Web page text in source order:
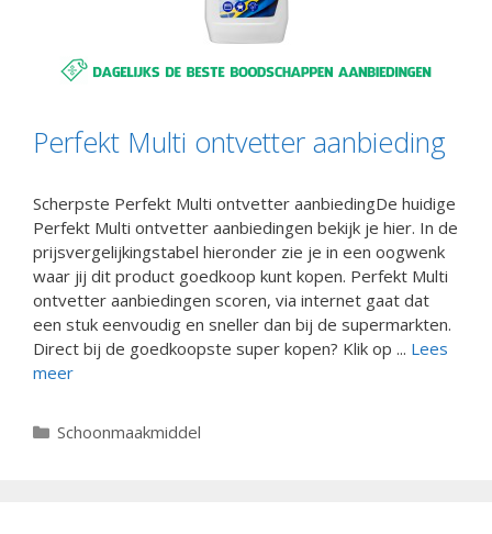
Perfekt Multi ontvetter aanbieding
Scherpste Perfekt Multi ontvetter aanbiedingDe huidige
Perfekt Multi ontvetter aanbiedingen bekijk je hier. In de
prijsvergelijkingstabel hieronder zie je in een oogwenk
waar jij dit product goedkoop kunt kopen. Perfekt Multi
ontvetter aanbiedingen scoren, via internet gaat dat
een stuk eenvoudig en sneller dan bij de supermarkten.
Direct bij de goedkoopste super kopen? Klik op ... Lees
meer
Categorieën
Schoonmaakmiddel